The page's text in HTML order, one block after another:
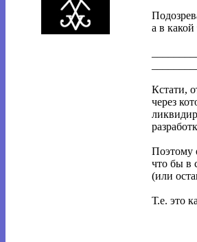
а в
Кстати,
через
Поэтому
что бы в
(или
Т.е. это